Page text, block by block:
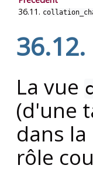
36.11.
36.12.
La vue
(d'une
dans
rôle